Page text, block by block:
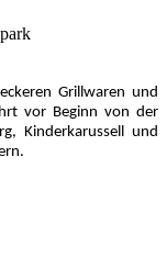
Grillwaren und
vor Beginn von der
Kinderkarussell und